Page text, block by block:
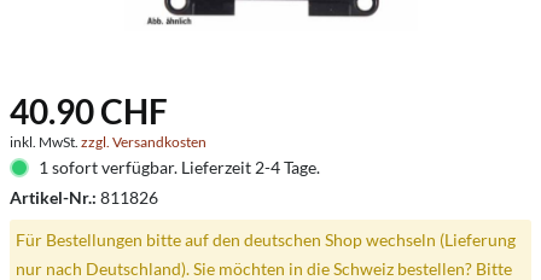
40.90 CHF
inkl. MwSt. zzgl. Versandkosten
1 sofort verfügbar. Lieferzeit 2-4 Tage.
Artikel-Nr.: 811826
Für Bestellungen bitte auf den deutschen Shop wechseln (Lieferung
nur nach Deutschland). Sie möchten in die Schweiz bestellen? Bitte